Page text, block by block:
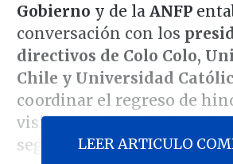
Gobierno y de la ANFP
conversación con los
directivos de Colo Colo,
Chile y Universidad
coordinar el regreso de
visitantes a los clásicos de
segundo semestre.
LEER ARTICULO